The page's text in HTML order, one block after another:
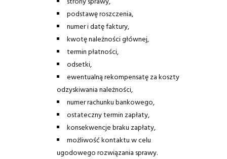
podstawę roszczenia,
numer i datę faktury,
kwotę należności głównej,
termin płatności,
odsetki,
ewentualną rekompensatę za koszty
odzyskiwania należności,
numer rachunku bankowego,
ostateczny termin zapłaty,
konsekwencje braku zapłaty,
możliwość kontaktu w celu
ugodowego rozwiązania sprawy.